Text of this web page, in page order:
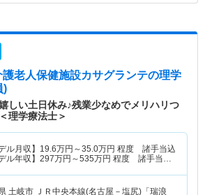
護老人保健施設カサグランテの理学
)
しい土日休み♪残業少なめでメリハリつ
理学療法士＞
ル月収】 19.6万円～35.0万円 程度 諸手当込
ル年収】 297万円～535万円 程度 諸手当・
土岐市 ＪＲ中央本線(名古屋－塩尻)「瑞浪